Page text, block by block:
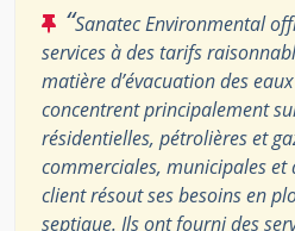
“Sanatec Environmental
services à des tarifs
matière d’évacuation des
concentrent principalement
résidentielles, pétrolières et
commerciales, municipales
client résout ses besoins en
septique. Ils ont fourni des